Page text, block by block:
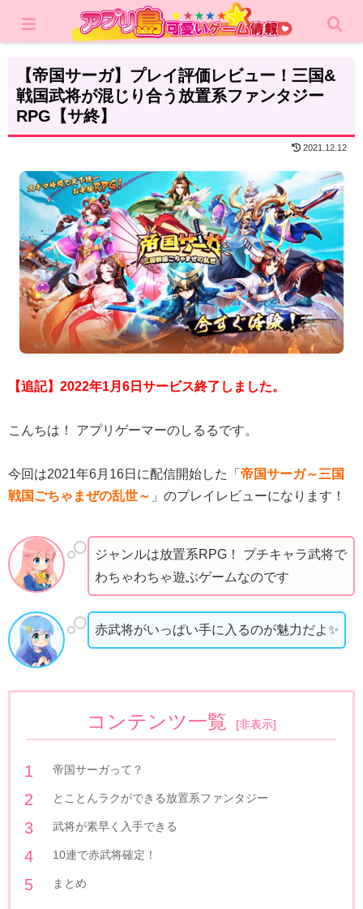
レビュー RPG
【帝国サーガ】プレイ評価レビュー！三国&
戦国武将が混じり合う放置系ファンタジー
RPG【サ終】
2021.12.12
【追記】2022年1月6日サービス終了しました。
こんちは！ アプリゲーマーのしるるです。
今回は2021年6月16日に配信開始した「 帝国サーガ～三国
戦国ごちゃまぜの乱世～ 」のプレイレビューになります！
ジャンルは放置系RPG！ プチキャラ武将で
わちゃわちゃ遊ぶゲームなのです
赤武将がいっぱい手に入るのが魅力だよ✨
コンテンツ一覧 [非表示]
帝国サーガって？
とことんラクができる放置系ファンタジー
武将が素早く入手できる
10連で赤武将確定！
まとめ